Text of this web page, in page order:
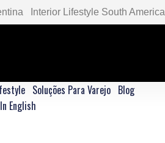
Interior Lifestyle South America
Soluções Para Varejo Blog
English